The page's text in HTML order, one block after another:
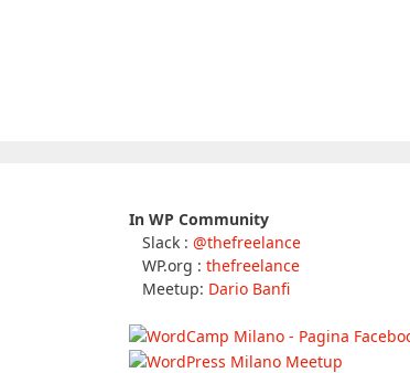
In WP Community
Slack :@thefreelance
WP.org :thefreelance
Meetup: Dario Banfi